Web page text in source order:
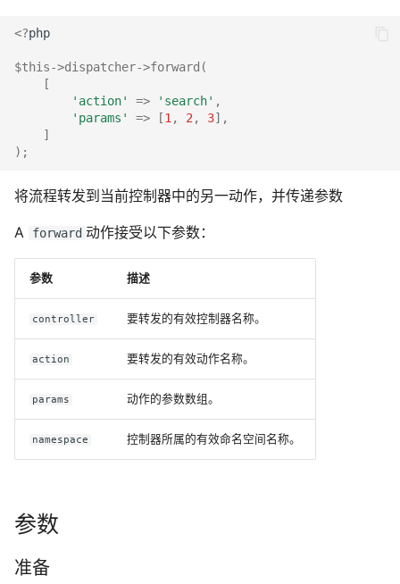
<?php
$this->dispatcher->forward (
[
'action'
=> 'search' ,
'params'
=> [1, 2, 3],
]
);
将流程转发到当前控制器中的另一动作，并传递参数
A forward 动作接受以下参数：
参数 描述
controller 要转发的有效控制器名称。
action 要转发的有效动作名称。
params 动作的参数数组。
namespace 控制器所属的有效命名空间名称。
参数
准备